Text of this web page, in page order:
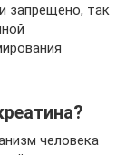
запрещено, так
человека